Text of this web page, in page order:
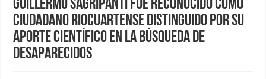
Guillermo Sagripanti fue reconocido como
Ciudadano Riocuartense Distinguido por su
aporte científico en la búsqueda de
desaparecidos